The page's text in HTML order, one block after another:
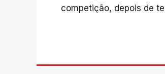
competição, depois de